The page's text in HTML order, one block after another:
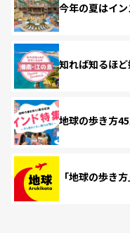
今年の夏はイン
知れば知るほ
地球の歩き方
「地球の歩き